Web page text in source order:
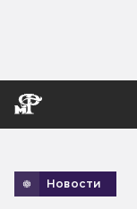
Новости